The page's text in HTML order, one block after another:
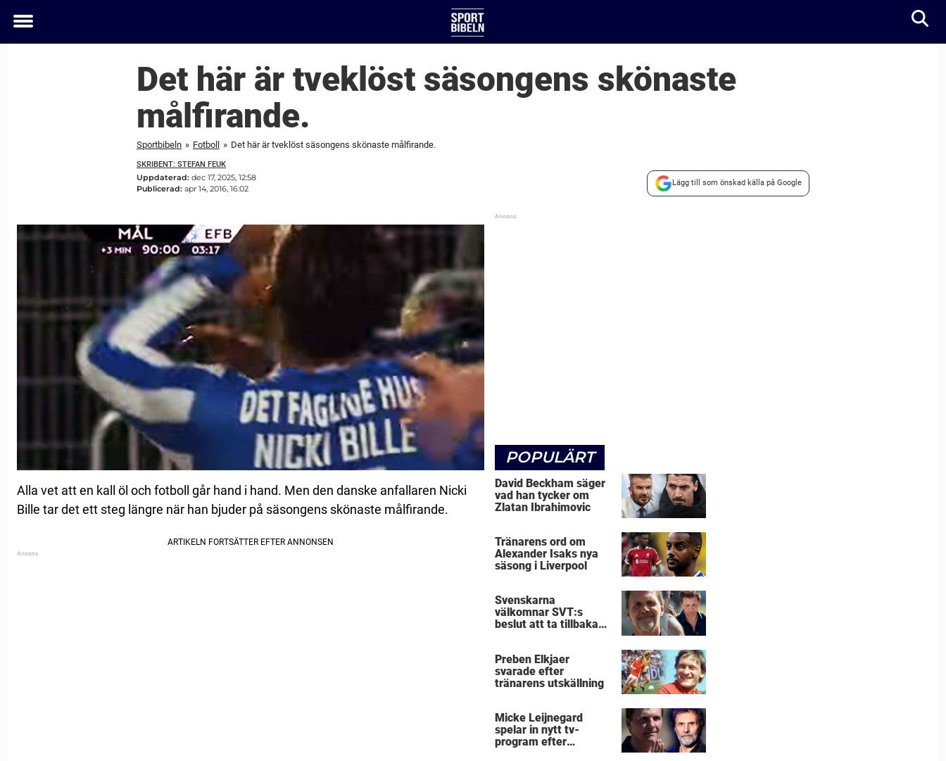
Toggle
Det här är tveklöst säsongens skönaste
målfirande.
Sportbibeln » Fotboll » Det här är tveklöst säsongens skönaste målfirande.
SKRIBENT: STEFAN FEUK
Uppdaterad: dec 17, 2025, 12:58
Publicerad: apr 14, 2016, 16:02
Lägg till som önskad källa på Google
Alla vet att en kall öl och fotboll går hand i hand. Men den danske anfallaren Nicki
Bille tar det ett steg längre när han bjuder på säsongens skönaste målfirande.
POPULÄRT
David Beckham säger
vad han tycker om
Zlatan Ibrahimovic
Tränarens ord om
Alexander Isaks nya
säsong i Liverpool
Svenskarna
välkomnar SVT:s
beslut att ta tillbaka
Preben Elkjaer
svarade efter
tränarens utskällning
Micke Leijnegard
spelar in nytt tv-
program efter